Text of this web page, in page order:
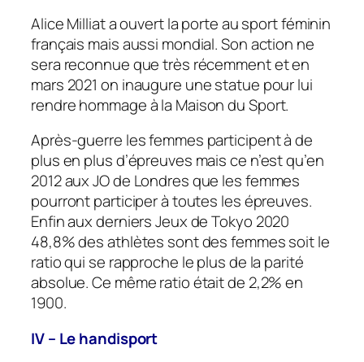
Alice Milliat a ouvert la porte au sport féminin
français mais aussi mondial. Son action ne
sera reconnue que très récemment et en
mars 2021 on inaugure une statue pour lui
rendre hommage à la Maison du Sport.
Après-guerre les femmes participent à de
plus en plus d’épreuves mais ce n’est qu’en
2012 aux JO de Londres que les femmes
pourront participer à toutes les épreuves.
Enfin aux derniers Jeux de Tokyo 2020
48,8% des athlètes sont des femmes soit le
ratio qui se rapproche le plus de la parité
absolue. Ce même ratio était de 2,2% en
1900.
IV – Le handisport